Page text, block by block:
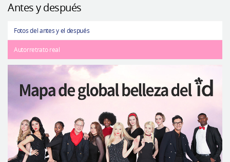
Antes y después
Fotos del antes y el después
Autorretrato real